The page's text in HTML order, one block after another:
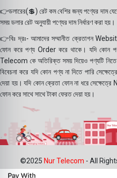
👉ডলারের(💲) রেট কম বেশির জন্য পণ্যের দাম
সময় ডলার রেট অনুযায়ী পণ্যের দাম নির্ধারণ করা হয়।
👉বিঃ দ্রঃ- আমাদের সম্মানীত ক্রেতাগন
ফোন করে পণ্য Order করে থাকে। যদি কোন
Telecom কে অতিরিক্ত সময় দিয়েও পণ্যটি
বিবেচনা করে যদি কোন পণ্য না দিতে পারি
দেয়া হয়। যদি কোন ক্রেতা ফোন না ধরে
ফোন করে সাথে সাথে টাকা ফেরত দেয়া হয়।
©2025 Nur Telecom - All